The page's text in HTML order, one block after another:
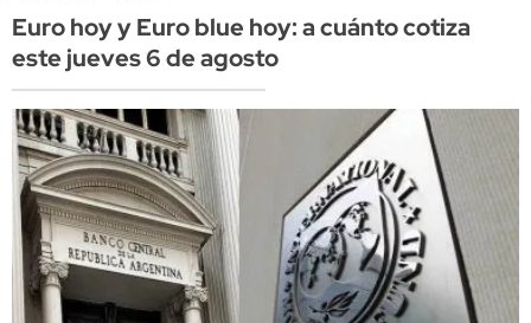
Euro hoy y Euro blue hoy: a cuánto cotiza
este jueves 6 de agosto